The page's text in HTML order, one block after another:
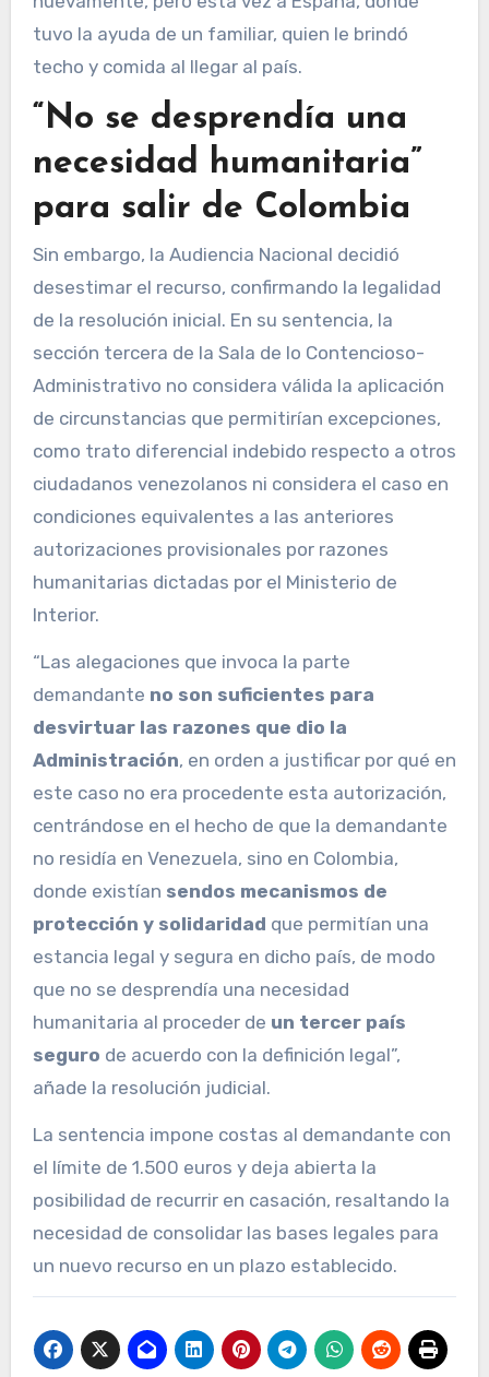
tuvo la ayuda de un familiar, quien le brindó
techo y comida al llegar al país.
“No se desprendía una
necesidad humanitaria”
para salir de Colombia
Sin embargo, la Audiencia Nacional decidió
desestimar el recurso, confirmando la legalidad
de la resolución inicial. En su sentencia, la
sección tercera de la Sala de lo Contencioso-
Administrativo no considera válida la aplicación
de circunstancias que permitirían excepciones,
como trato diferencial indebido respecto a otros
ciudadanos venezolanos ni considera el caso en
condiciones equivalentes a las anteriores
autorizaciones provisionales por razones
humanitarias dictadas por el Ministerio de
Interior.
“Las alegaciones que invoca la parte
demandante no son suficientes para
desvirtuar las razones que dio la
Administración, en orden a justificar por qué en
este caso no era procedente esta autorización,
centrándose en el hecho de que la demandante
no residía en Venezuela, sino en Colombia,
donde existían sendos mecanismos de
protección y solidaridad que permitían una
estancia legal y segura en dicho país, de modo
que no se desprendía una necesidad
humanitaria al proceder de un tercer país
seguro de acuerdo con la definición legal”,
añade la resolución judicial.
La sentencia impone costas al demandante con
el límite de 1.500 euros y deja abierta la
posibilidad de recurrir en casación, resaltando la
necesidad de consolidar las bases legales para
un nuevo recurso en un plazo establecido.